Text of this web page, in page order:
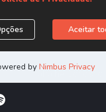
Trabalhe Conosco